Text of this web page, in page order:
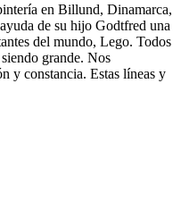
en Billund, Dinamarca,
de su hijo Godtfred una
del mundo, Lego. Todos
grande. Nos
y constancia. Estas líneas y